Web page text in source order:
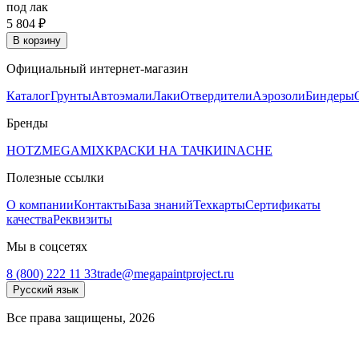
под лак
5 804 ₽
В корзину
Официальный интернет-магазин
КаталогГрунтыАвтоэмалиЛакиОтвердителиАэрозолиБиндеры
Бренды
HOTZMEGAMIXКРАСКИ НА ТАЧКИINACHE
Полезные ссылки
О компанииКонтактыБаза знанийТехкартыСертификаты
качестваРеквизиты
Мы в соцсетях
8 (800) 222 11 33trade@megapaintproject.ru
Русский язык
Все права защищены, 2026